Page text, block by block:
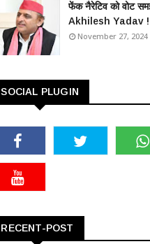
फेंक नैरेटिव को वोट
Akhilesh Yadav !
November 27, 2024
SOCIAL PLUGIN
RECENT-POST